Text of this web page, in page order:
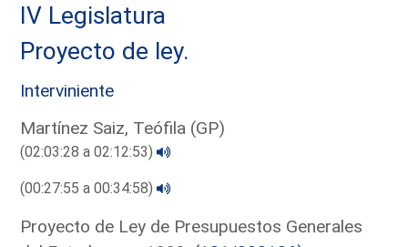
IV Legislatura
Proyecto de ley.
Interviniente
Martínez Saiz, Teófila (GP)
(02:03:28 a 02:12:53)
(00:27:55 a 00:34:58)
Proyecto de Ley de Presupuestos Generales